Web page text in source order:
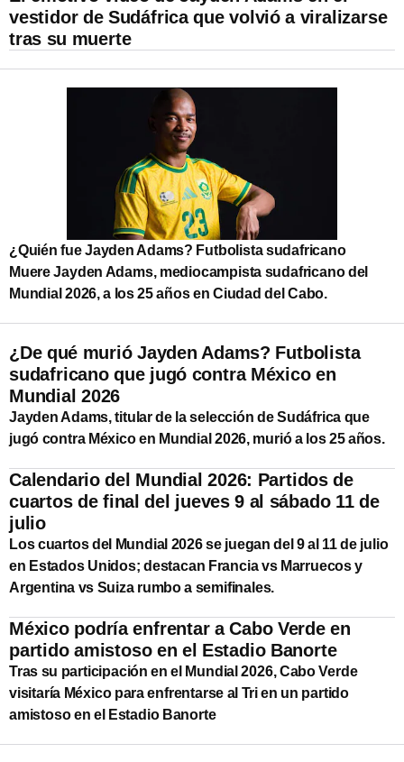
vestidor de Sudáfrica que volvió a viralizarse
tras su muerte
¿Quién fue Jayden Adams? Futbolista sudafricano
Muere Jayden Adams, mediocampista sudafricano del
Mundial 2026, a los 25 años en Ciudad del Cabo.
¿De qué murió Jayden Adams? Futbolista
sudafricano que jugó contra México en
Mundial 2026
Jayden Adams, titular de la selección de Sudáfrica que
jugó contra México en Mundial 2026, murió a los 25 años.
Calendario del Mundial 2026: Partidos de
cuartos de final del jueves 9 al sábado 11 de
julio
Los cuartos del Mundial 2026 se juegan del 9 al 11 de julio
en Estados Unidos; destacan Francia vs Marruecos y
Argentina vs Suiza rumbo a semifinales.
México podría enfrentar a Cabo Verde en
partido amistoso en el Estadio Banorte
Tras su participación en el Mundial 2026, Cabo Verde
visitaría México para enfrentarse al Tri en un partido
amistoso en el Estadio Banorte